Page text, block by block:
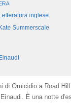
Letteratura inglese
Kate Summerscale
di Omicidio a Road
È una notte